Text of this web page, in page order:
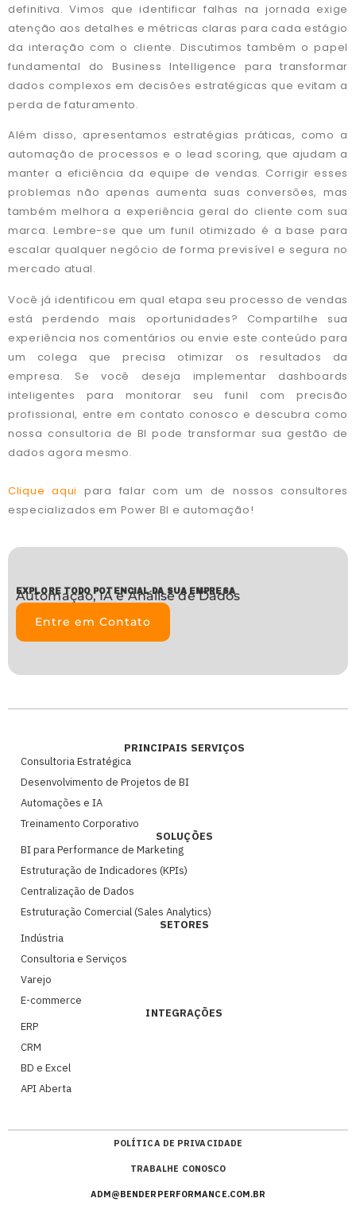
definitiva. Vimos que identificar falhas na jornada exige
atenção aos detalhes e métricas claras para cada estágio
da interação com o cliente. Discutimos também o papel
fundamental do Business Intelligence para transformar
dados complexos em decisões estratégicas que evitam a
perda de faturamento.
Além disso, apresentamos estratégias práticas, como a
automação de processos e o lead scoring, que ajudam a
manter a eficiência da equipe de vendas. Corrigir esses
problemas não apenas aumenta suas conversões, mas
também melhora a experiência geral do cliente com sua
marca. Lembre-se que um funil otimizado é a base para
escalar qualquer negócio de forma previsível e segura no
mercado atual.
Você já identificou em qual etapa seu processo de vendas
está perdendo mais oportunidades? Compartilhe sua
experiência nos comentários ou envie este conteúdo para
um colega que precisa otimizar os resultados da
empresa. Se você deseja implementar dashboards
inteligentes para monitorar seu funil com precisão
profissional, entre em contato conosco e descubra como
nossa consultoria de BI pode transformar sua gestão de
dados agora mesmo.
Clique aqui para falar com um de nossos consultores
especializados em Power BI e automação!
EXPLORE TODO POTENCIAL DA SUA EMPRESA
Automação, IA e Análise de Dados
Entre em Contato
PRINCIPAIS SERVIÇOS
Consultoria Estratégica
Desenvolvimento de Projetos de BI
Automações e IA
Treinamento Corporativo
SOLUÇÕES
BI para Performance de Marketing
Estruturação de Indicadores (KPIs)
Centralização de Dados
Estruturação Comercial (Sales Analytics)
SETORES
Indústria
Consultoria e Serviços
Varejo
E-commerce
INTEGRAÇÕES
ERP
CRM
BD e Excel
API Aberta
POLÍTICA DE PRIVACIDADE
TRABALHE CONOSCO
ADM@BENDERPERFORMANCE.COM.BR